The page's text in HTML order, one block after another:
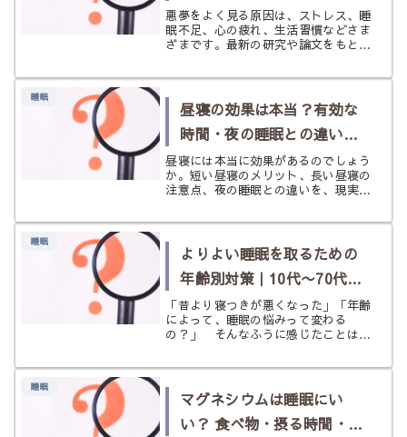
ス・生活習慣・心の状態と
の関係
悪夢をよく見る原因は、ストレス、睡
眠不足、心の疲れ、生活習慣などさま
ざまです。最新の研究や論文をもと
説。現実的な考察とスピリチュアルな
なげるヒントをお届けします。
睡眠
昼寝の効果は本当？有効な
時間・夜の睡眠との違い・
開運につながる休み方
昼寝には本当に効果があるのでしょう
か。短い昼寝のメリット、長い昼寝の
注意点、夜の睡眠との違いを、現実的
からやさしく解説。最後に開運につな
睡眠
よりよい睡眠を取るための
年齢別対策｜10代〜70代で
変わる眠り方
「昔より寝つきが悪くなった」「年齢
によって、睡眠の悩みって変わる
の？」 そんなふうに感じたことはあ
でも大切ですが、眠りにくくなる理由
す。 10代は体内時計のずれ、30代
は仕事...
睡眠
マグネシウムは睡眠にい
い？ 食べ物・摂る時間・向